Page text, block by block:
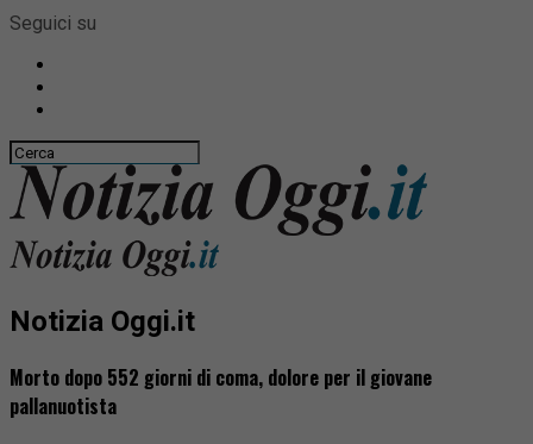
Seguici su
Notizia Oggi.it
Morto dopo 552 giorni di coma, dolore per il giovane
pallanuotista